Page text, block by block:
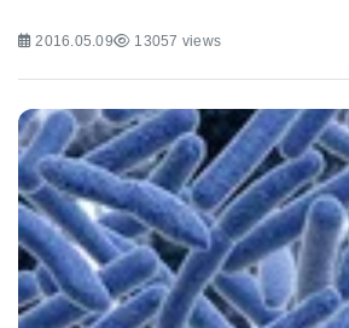
2016.05.09 13057 views